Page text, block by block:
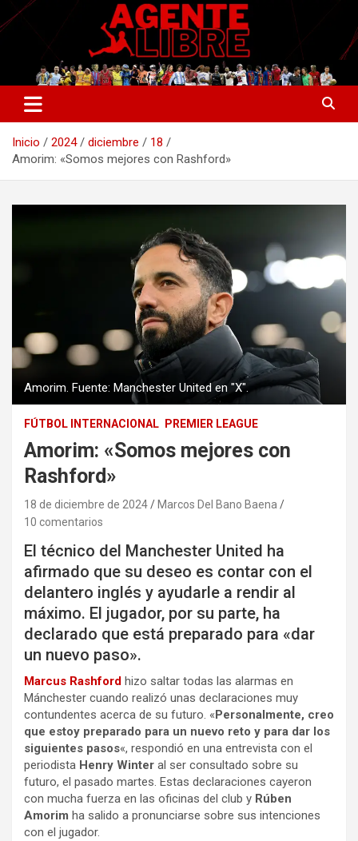
Saltar
al
Agente Libre Digital
La nueva generación del periodismo deportivo.
Inicio 2024 diciembre
18
Amorim: «Somos mejores con Rashford»
Amorim. Fuente: Manchester United en "X".
FÚTBOL INTERNACIONAL PREMIER LEAGUE
Amorim: «Somos mejores con
Rashford»
18 de diciembre de 2024
Marcos Del Bano Baena
10 comentarios
El técnico del Manchester United ha
afirmado que su deseo es contar con el
delantero inglés y ayudarle a rendir al
máximo. El jugador, por su parte, ha
declarado que está preparado para «dar
un nuevo paso».
Marcus Rashford hizo saltar todas las alarmas en
Mánchester cuando realizó unas declaraciones muy
contundentes acerca de su futuro. « Personalmente, creo
que estoy preparado para un nuevo reto y para dar los
siguientes pasos«, respondió en una entrevista con el
periodista Henry Winter al ser consultado sobre su
futuro, el pasado martes. Estas declaraciones cayeron
con mucha fuerza en las oficinas del club y Rúben
Amorim ha salido a pronunciarse sobre sus intenciones
con el jugador.